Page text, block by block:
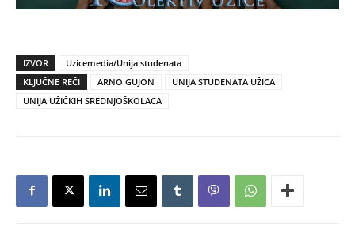
IZVOR
Uzicemedia/Unija studenata
KLJUČNE REČI
ARNO GUJON
UNIJA STUDENATA UŽICA
UNIJA UŽIČKIH SREDNJOŠKOLACA